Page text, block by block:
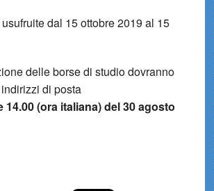
dal 15 ottobre 2019 al 15
delle borse di studio dovranno
di posta
14.00 (ora italiana) del 30 agosto